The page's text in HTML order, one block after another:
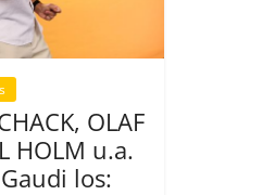
OLAF
HOLM u.a.
los: